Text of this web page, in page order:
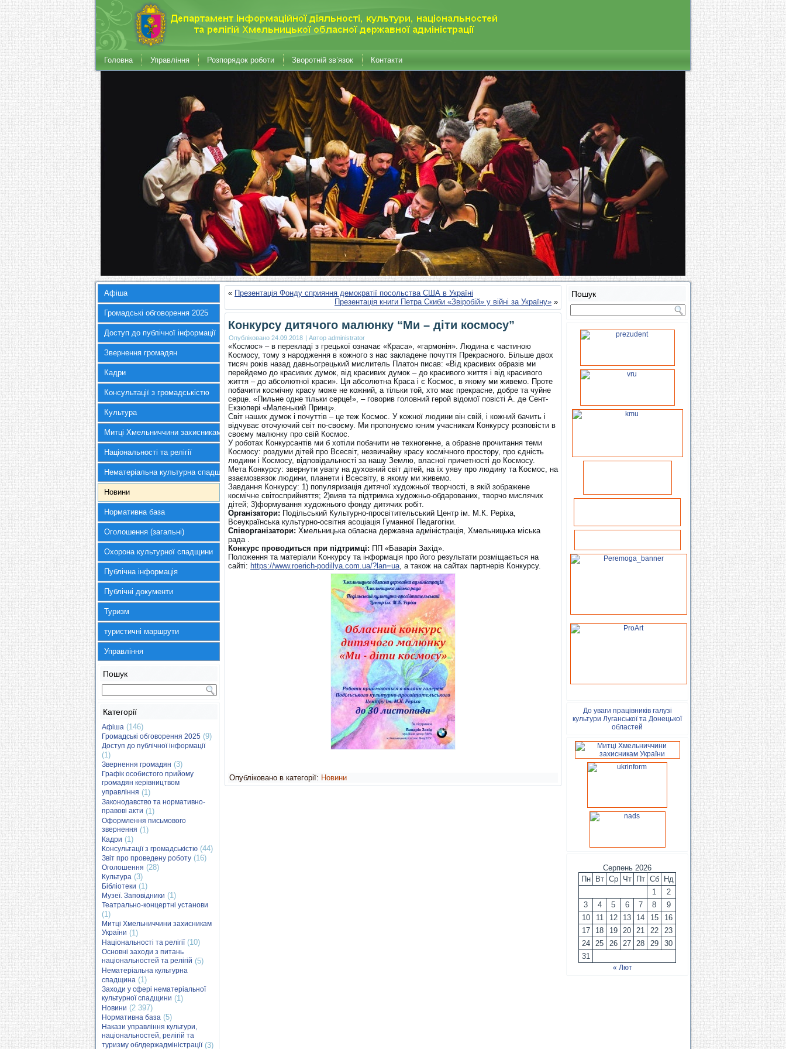
Головна Управління Розпорядок роботи Зворотній зв’язок Контакти
Афіша
Громадські обговорення 2025
Доступ до публічної інформації
Звернення громадян
Кадри
Консультації з громадськістю
Культура
Митці Хмельниччини захисникам України
Національності та релігії
Нематеріальна культурна спадщина
Новини
Нормативна база
Оголошення (загальні)
Охорона культурної спадщини
Публічна інформація
Публічні документи
Туризм
туристичні маршрути
Управління
Пошук
Категорії
Афіша (146)
Громадські обговорення 2025 (9)
Доступ до публічної інформації
(1)
Звернення громадян (3)
Графік особистого прийому
громадян керівництвом
управління (1)
Законодавство та нормативно-
правові акти (1)
Оформлення письмового
звернення (1)
Кадри (1)
Консультації з громадськістю (44)
Звіт про проведену роботу (16)
Оголошення (28)
Культура (3)
Бібліотеки (1)
Музеї. Заповідники (1)
Театрально-концертні установи
(1)
Митці Хмельниччини захисникам
України (1)
Національності та релігії(10)
Основні заходи з питань
національностей та релігій (5)
Нематеріальна культурна
спадщина (1)
Заходи у сфері нематеріальної
культурної спадщини (1)
Новини (2 397)
Нормативна база (5)
Накази управління культури,
національностей, релігій та
туризму облдержадміністрації(3)
« Презентація Фонду сприяння демократії посольства США в Україні
Презентація книги Петра Скиби «Звіробій» у війні за Україну» »
Конкурсу дитячого малюнку “Ми – діти космосу”
Опубліковано 24.09.2018 | Автор administrator
«Космос» – в перекладі з грецької означає «Краса», «гармонія». Людина є частиною
Космосу, тому з народження в кожного з нас закладене почуття Прекрасного. Більше двох
тисяч років назад давньогрецький мислитель Платон писав: «Від красивих образів ми
перейдемо до красивих думок, від красивих думок – до красивого життя і від красивого
життя – до абсолютної краси». Ця абсолютна Краса і є Космос, в якому ми живемо. Проте
побачити космічну красу може не кожний, а тільки той, хто має прекрасне, добре та чуйне
серце. «Пильне одне тільки серце!», – говорив головний герой відомої повісті А. де Сент-
Екзюпері «Маленький Принц».
Світ наших думок і почуттів – це теж Космос. У кожної людини він свій, і кожний бачить і
відчуває оточуючий світ по-своєму. Ми пропонуємо юним учасникам Конкурсу розповісти в
своєму малюнку про свій Космос.
У роботах Конкурсантів ми б хотіли побачити не техногенне, а образне прочитання теми
Космосу: роздуми дітей про Всесвіт, незвичайну красу космічного простору, про єдність
людини і Космосу, відповідальності за нашу Землю, власної причетності до Космосу.
Мета Конкурсу: звернути увагу на духовний світ дітей, на їх уяву про людину та Космос, на
взаємозвязок людини, планети і Всесвіту, в якому ми живемо.
Завдання Конкурсу: 1) популяризація дитячої художньої творчості, в якій зображене
космічне світосприйняття; 2)вияв та підтримка художньо-обдарованих, творчо мислячих
дітей; 3)формування художнього фонду дитячих робіт.
Організатори: Подільський Культурно-просвітительський Центр ім. М.К. Реріха,
Всеукраїнська культурно-освітня асоціація Гуманної Педагогіки.
Співорганізатори: Хмельницька обласна державна адміністрація, Хмельницька міська
рада .
Конкурс проводиться при підтримці: ПП «Баварія Захід».
Положення та матеріали Конкурсу та інформація про його результати розміщається на
сайті: https://www.roerich-podillya.com.ua/?lan=ua, а також на сайтах партнерів Конкурсу.
Опубліковано в категорії: Новини
Пошук
До уваги працівників галузі
культури Луганської та Донецької
областей
Серпень 2026
Пн
Вт Ср Чт Пт Сб
Нд
1
2
3
4 5 6 7 8
9
10
11 12 13 14 15
16
17
18 19 20 21 22
23
24
25 26 27 28 29
30
31
« Лют